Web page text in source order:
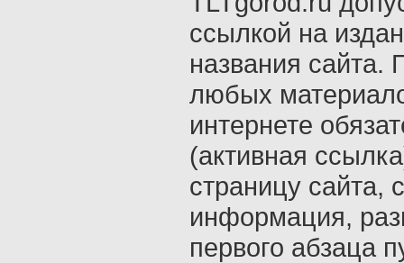
ссылкой на
названия сайта.
любых
интернете
(активная
страницу сайта,
информация,
первого абзаца